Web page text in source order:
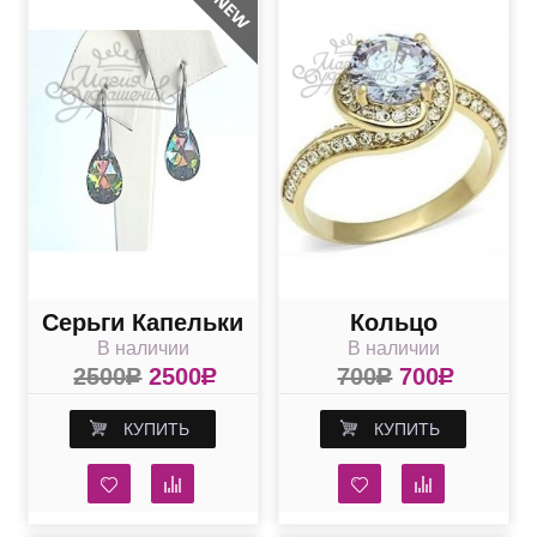
Серьги Капельки
с кристаллом
Swarovski Vitral
medium
В наличии
2500R 2500R
КУПИТЬ
Кольцо
Изумление
В наличии
700R 700R
КУПИТЬ